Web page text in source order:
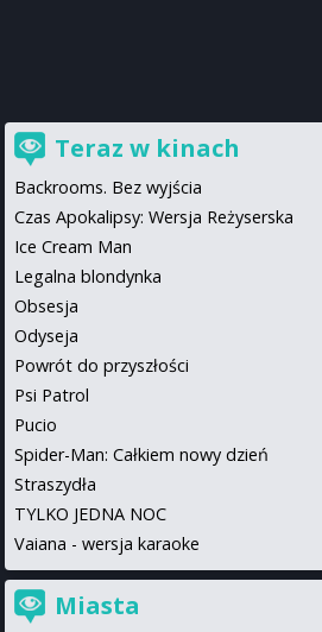
Teraz w kinach
Backrooms. Bez wyjścia
Czas Apokalipsy: Wersja Reżyserska
Ice Cream Man
Legalna blondynka
Obsesja
Odyseja
Powrót do przyszłości
Psi Patrol
Pucio
Spider-Man: Całkiem nowy dzień
Straszydła
TYLKO JEDNA NOC
Vaiana - wersja karaoke
Miasta